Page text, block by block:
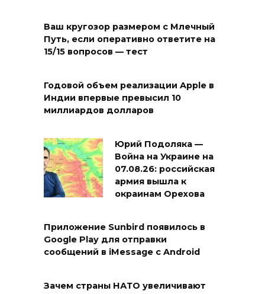
Ваш кругозор размером с Млечный
Путь, если оперативно ответите на
15/15 вопросов — тест
Годовой объем реализации Apple в
Индии впервые превысил 10
миллиардов долларов
Юрий Подоляка —
Война на Украине на
07.08.26: российская
армия вышла к
окраинам Орехова
Приложение Sunbird появилось в
Google Play для отправки
сообщений в iMessage с Android
Зачем страны НАТО увеличивают